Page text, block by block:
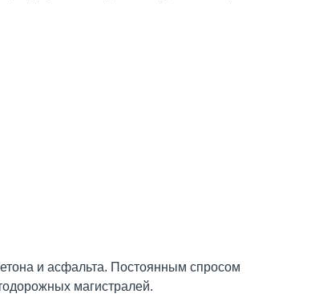
и асфальта. Постоянным спросом
магистралей.